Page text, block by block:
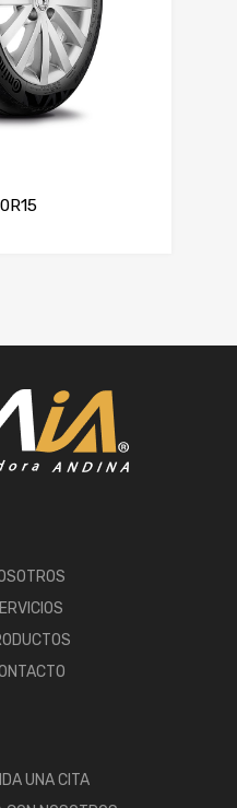
UNA CITA